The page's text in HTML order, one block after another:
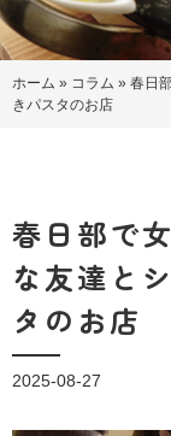
ホーム » コラム » 春日
きパスタのお店
春日部で
な友達と
タのお店
2025-08-27